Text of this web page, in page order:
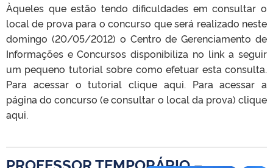
Àqueles que estão tendo dificuldades em consultar o
local de prova para o concurso que será realizado neste
domingo (20/05/2012) o Centro de Gerenciamento de
Informações e Concursos disponibiliza no link a seguir
um pequeno tutorial sobre como efetuar esta consulta.
Para acessar o tutorial clique aqui. Para acessar a
página do concurso (e consultar o local da prova) clique
aqui.
PROFESSOR TEMPORÁRIO –